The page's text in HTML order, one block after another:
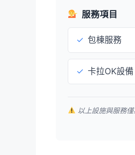
服務項目
✓ 包棟服務
✓ 卡拉OK設備
以上設施與服務